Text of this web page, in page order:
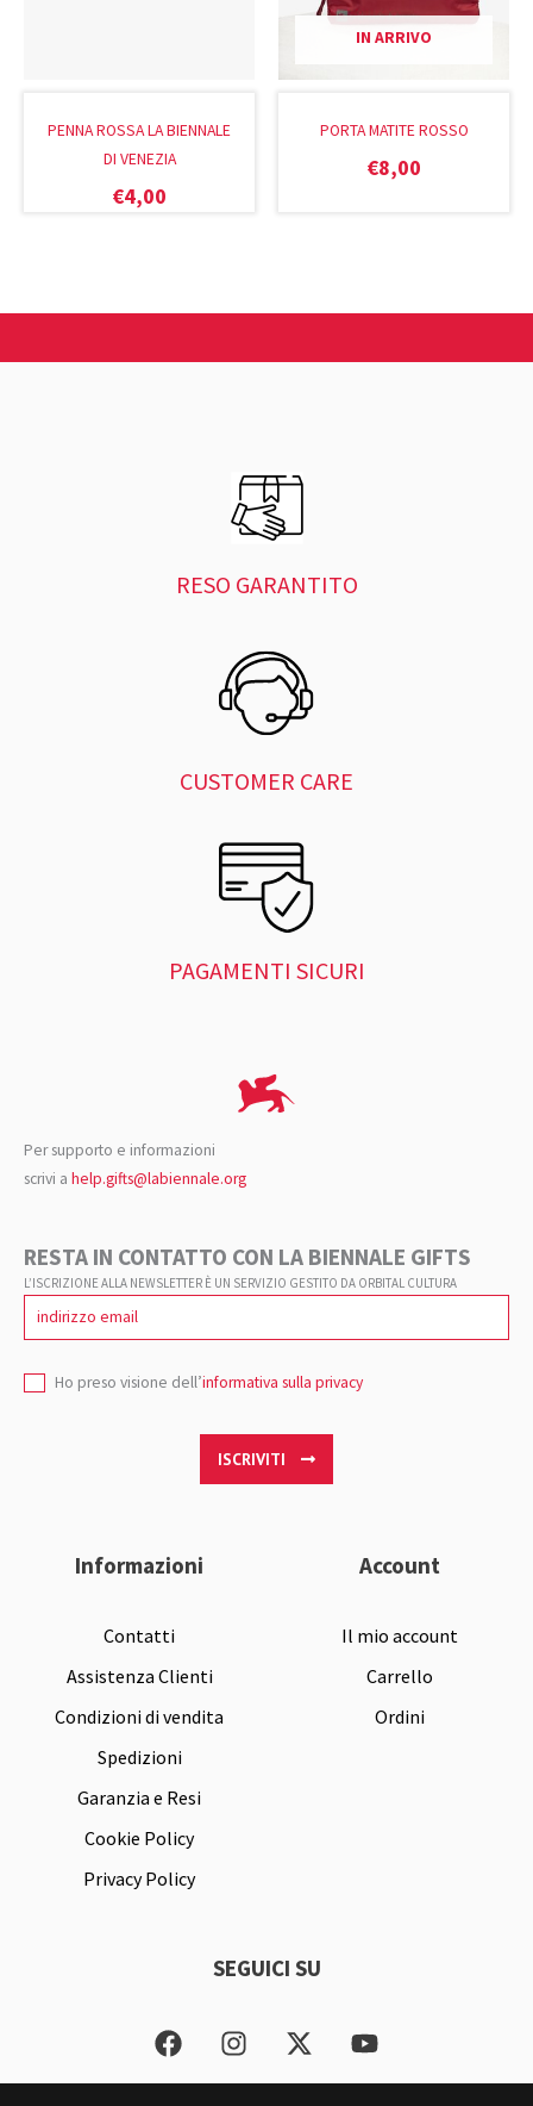
PENNA ROSSA LA BIENNALE
DI VENEZIA
€4,00
IN ARRIVO
PORTA MATITE ROSSO
€8,00
RESO GARANTITO
CUSTOMER CARE
PAGAMENTI SICURI
Per supporto e informazioni
scrivi a help.gifts@labiennale.org
RESTA IN CONTATTO CON LA BIENNALE GIFTS
L’ISCRIZIONE ALLA NEWSLETTER È UN SERVIZIO GESTITO DA ORBITAL CULTURA
ISCRIVITI
Ho preso visione dell’informativa sulla privacy
Informazioni
Contatti
Assistenza Clienti
Condizioni di vendita
Spedizioni
Garanzia e Resi
Cookie Policy
Privacy Policy
Account
Il mio account
Carrello
Ordini
SEGUICI SU
F
a
c
I
n
s
X
-
t
Y
o
u